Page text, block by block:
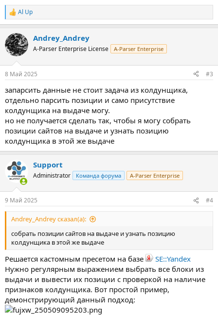
Р
е
к
ц
и
Al Up
Andrey_Andrey
A-Parser Enterprise License A-Parser Enterprise
8 Май 2025 #3
запарсить данные не стоит задача из колдунщика,
отдельно парсить позиции и само присутствие
колдунщика на выдаче могу.
но не получается сделать так, чтобы я могу собрать
позиции сайтов на выдаче и узнать позицию
колдунщика в этой же выдаче
Support
Administrator Команда форума A-Parser Enterprise
9 Май 2025 #4
Andrey_Andrey сказал(а):
собрать позиции сайтов на выдаче и узнать позицию
колдунщика в этой же выдаче
Решается кастомным пресетом на базе
SE::Yandex
Нужно регулярным выражением выбрать все блоки из
выдачи и вывести их позиции с проверкой на наличие
признаков колдунщика. Вот простой пример,
демонстрирующий данный подход: